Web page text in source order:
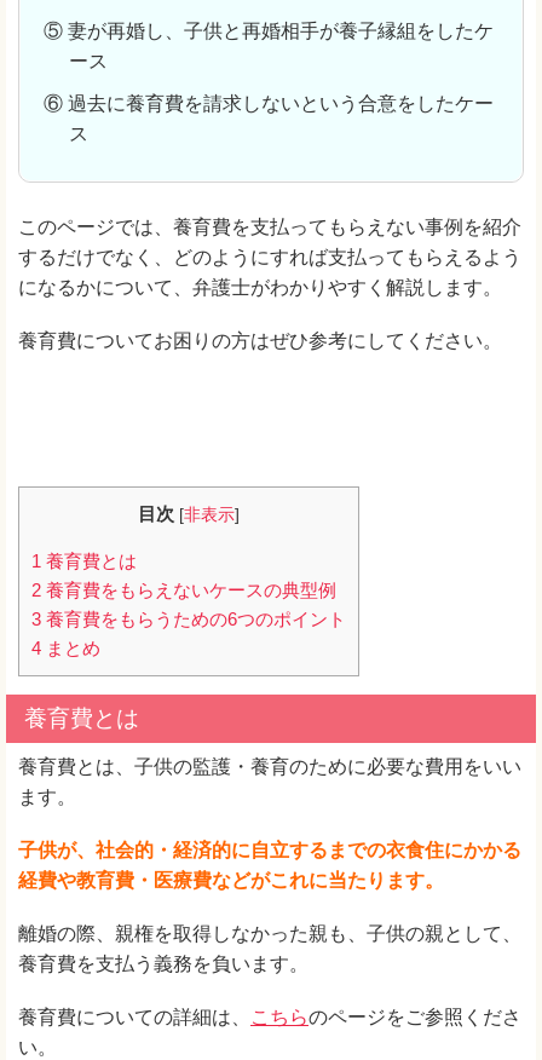
⑤ 妻が再婚し、子供と再婚相手が養子縁組をしたケ
ース
⑥ 過去に養育費を請求しないという合意をしたケー
ス
このページでは、養育費を支払ってもらえない事例を紹介
するだけでなく、どのようにすれば支払ってもらえるよう
になるかについて、弁護士がわかりやすく解説します。
養育費についてお困りの方はぜひ参考にしてください。
目次 [非表示]
1 養育費とは
2 養育費をもらえないケースの典型例
3 養育費をもらうための6つのポイント
4 まとめ
養育費とは
養育費とは、子供の監護・養育のために必要な費用をいい
ます。
子供が、社会的・経済的に自立するまでの衣食住にかかる
経費や教育費・医療費などがこれに当たります。
離婚の際、親権を取得しなかった親も、子供の親として、
養育費を支払う義務を負います。
養育費についての詳細は、 こちらのページをご参照くださ
い。